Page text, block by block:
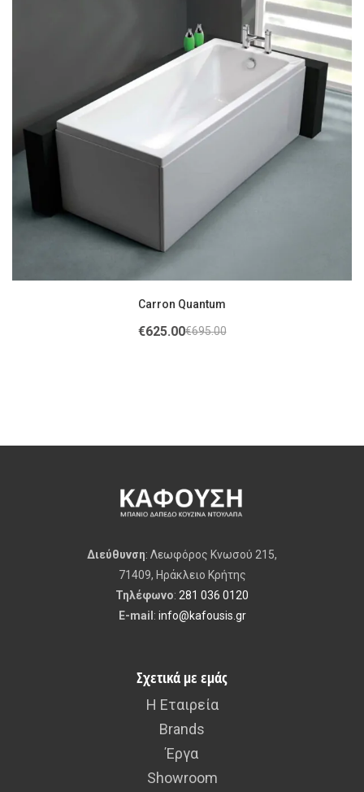
Carron Quantum
€695.00
€625.00
Διεύθυνση: Λεωφόρος Κνωσού 215,
71409, Ηράκλειο Κρήτης
Τηλέφωνο: 281 036 0120
E-mail : info@kafousis.gr
Σχετικά με εμάς
Η Εταιρεία
Brands
Έργα
Showroom